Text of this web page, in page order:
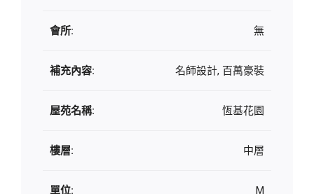
會所: 無
補充內容: 名師設計, 百萬豪裝
屋苑名稱: 恆基花園
樓層: 中層
單位: M